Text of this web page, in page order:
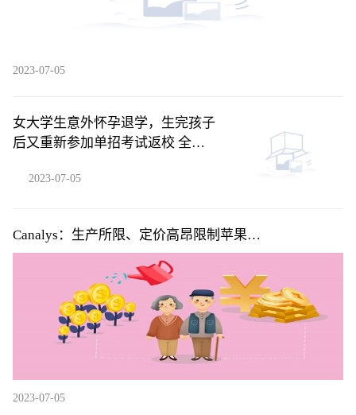
2023-07-05
女大学生意外怀孕退学，生完孩子
后又重新参加单招考试返校 全球
2023-07-05
Canalys：生产所限、定价高昂限制苹果
(AAPL.US)Vision Pro系列首年销量 但5年内将积累用户
2023-07-05